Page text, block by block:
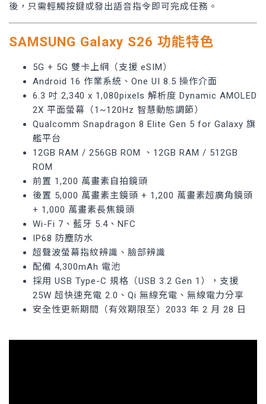
後，只需輕觸按鍵或發出語音指令即可完成任務。
SAMSUNG Galaxy S26 功能特色
5G + 5G 雙卡上網（支援 eSIM）
Android 16 作業系統、One UI 8.5 操作介面
6.3 吋 2,340 x 1,080pixels 解析度 Dynamic AMOLED
2X 平面螢幕（1~120Hz 智慧動態調節）
Qualcomm Snapdragon 8 Elite Gen 5 for Galaxy 旗
艦平台
12GB RAM / 256GB ROM 、12GB RAM / 512GB
ROM
前置 1,200 萬畫素自拍鏡頭
後置 5,000 萬畫素主鏡頭 + 1,200 萬畫素超廣角鏡頭
+ 1,000 萬畫素長焦鏡頭
Wi-Fi 7、藍牙 5.4、NFC
IP68 防塵防水
超聲波螢幕指紋辨識、臉部辨識
配備 4,300mAh 電池
採用 USB Type-C 規格（USB 3.2 Gen 1），支援
25W 超快速充電 2.0、Qi 無線充電、無線電力分享
安全性更新期間（有效期限至）2033 年 2 月 28 日